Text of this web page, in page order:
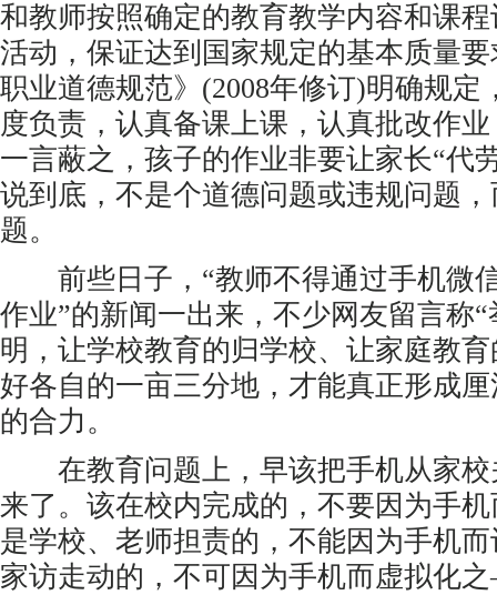
和教师按照确定的教育教学内容和课
活动，保证达到国家规定的基本质量
职业道德规范》(2008年修订)明确规定
度负责，认真备课上课，认真批改作
一言蔽之，孩子的作业非要让家长“代
说到底，不是个道德问题或违规问题
题。
前些日子，“教师不得通过手机微
作业”的新闻一出来，不少网友留言称
明，让学校教育的归学校、让家庭教
好各自的一亩三分地，才能真正形成
的合力。
在教育问题上，早该把手机从家校
来了。该在校内完成的，不要因为手
是学校、老师担责的，不能因为手机
家访走动的，不可因为手机而虚拟化